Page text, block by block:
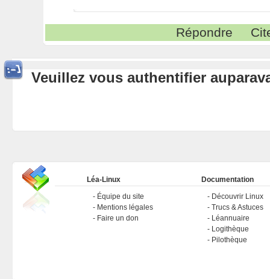
Répondre
Veuillez vous authentifier
Léa-Linux
Équipe du site
Mentions légales
Faire un don
Documentation
Découvrir Linux
Trucs & Astuces
Léannuaire
Logithèque
Pilothèque